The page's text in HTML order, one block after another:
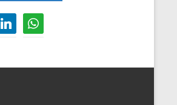
linkedinwhatsapp